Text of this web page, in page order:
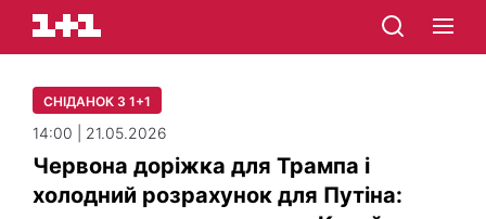
СНІДАНОК З 1+1
14:00 | 21.05.2026
Червона доріжка для Трампа і
холодний розрахунок для Путіна: